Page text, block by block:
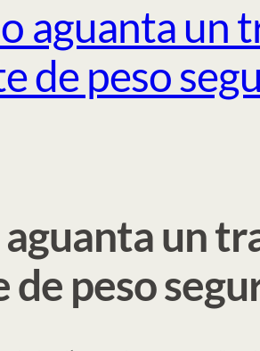
aguanta un
de peso
un
peso